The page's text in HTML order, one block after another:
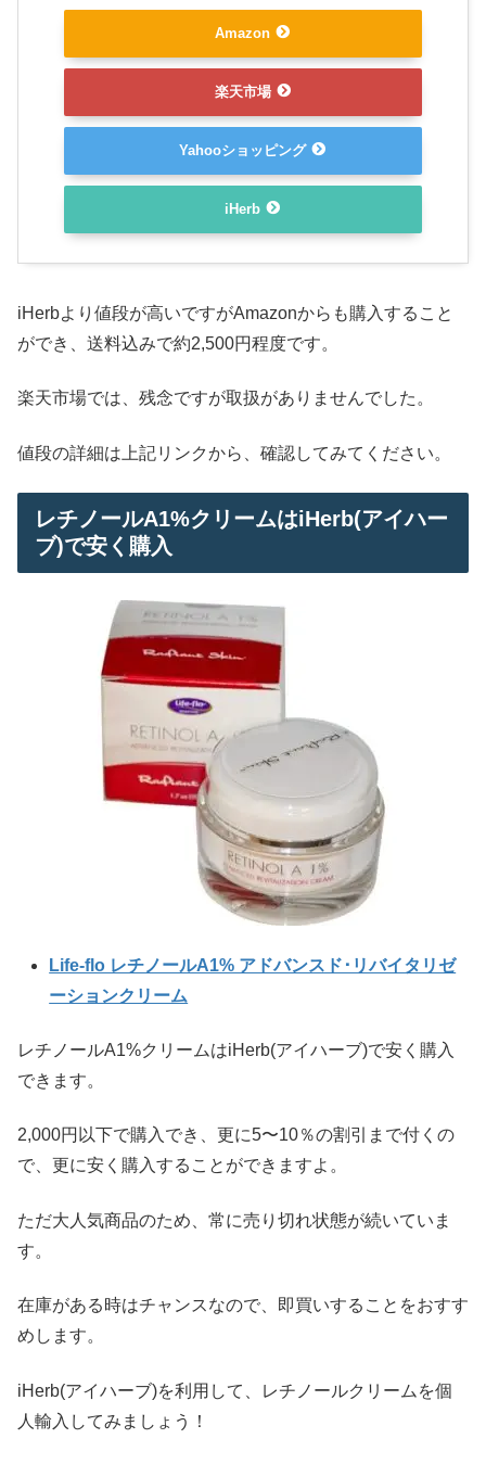
Amazon
楽天市場
Yahooショッピング
iHerb
iHerbより値段が高いですがAmazonからも購入すること
ができ、送料込みで約2,500円程度です。
楽天市場では、残念ですが取扱がありませんでした。
値段の詳細は上記リンクから、確認してみてください。
レチノールA1%クリームはiHerb(アイハー
ブ)で安く購入
Life-flo レチノールA1% アドバンスド･リバイタリゼ
ーションクリーム
レチノールA1%クリームはiHerb(アイハーブ)で安く購入
できます。
2,000円以下で購入でき、更に5〜10％の割引まで付くの
で、更に安く購入することができますよ。
ただ大人気商品のため、常に売り切れ状態が続いていま
す。
在庫がある時はチャンスなので、即買いすることをおすす
めします。
iHerb(アイハーブ)を利用して、レチノールクリームを個
人輸入してみましょう！